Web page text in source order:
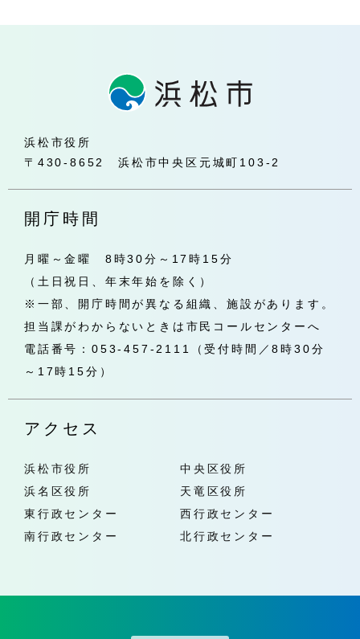
浜松市役所
〒430-8652 浜松市中央区元城町103-2
開庁時間
月曜～金曜 8時30分～17時15分
（土日祝日、年末年始を除く）
※一部、開庁時間が異なる組織、施設があります。
担当課がわからないときは市民コールセンターへ
電話番号：053-457-2111（受付時間／8時30分
～17時15分）
アクセス
浜松市役所
中央区役所
浜名区役所
天竜区役所
東行政センター
西行政センター
南行政センター
北行政センター